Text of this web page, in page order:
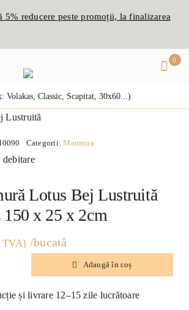
5% reducere peste promoții, la finalizarea
0
Categorii:Marmura
Lotus Bej Lustruită
x 25 x 2cm
TVA) /bucată
Adaugă în coș
și livrare 12–15 zile lucrătoare